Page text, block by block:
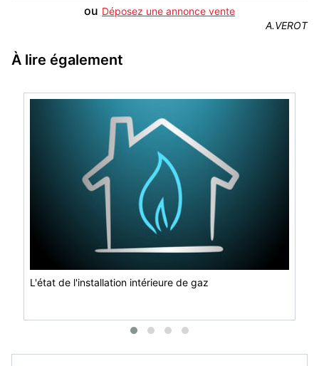
ou Déposez une annonce vente
A.VEROT
À lire également
L'état de l'installation intérieure de gaz